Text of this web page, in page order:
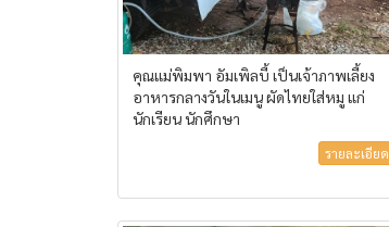
คุณแม่พิมพา อัมเพิลบี้ เป็นเจ้าภาพเลี้ยง
อาหารกลางวันในเมนู ผัดไทยใส่หมู แก่
นักเรียน นักศึกษา
รายละเอียด